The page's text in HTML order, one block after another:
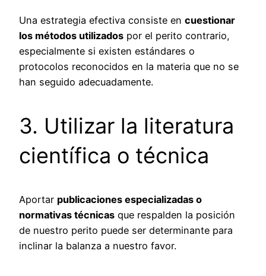
Una estrategia efectiva consiste en cuestionar
los métodos utilizados por el perito contrario,
especialmente si existen estándares o
protocolos reconocidos en la materia que no se
han seguido adecuadamente.
3. Utilizar la literatura
científica o técnica
Aportar publicaciones especializadas o
normativas técnicas que respalden la posición
de nuestro perito puede ser determinante para
inclinar la balanza a nuestro favor.